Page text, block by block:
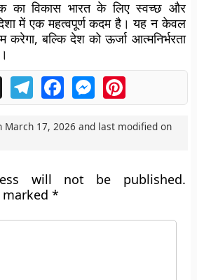
का विकास भारत के लिए स्वच्छ और
में एक महत्वपूर्ण कदम है। यह न केवल
करेगा, बल्कि देश को ऊर्जा आत्मनिर्भरता
X TelegramFacebookMessengerPinterest
March 17, 2026 and last modified on
will not be published.
marked*